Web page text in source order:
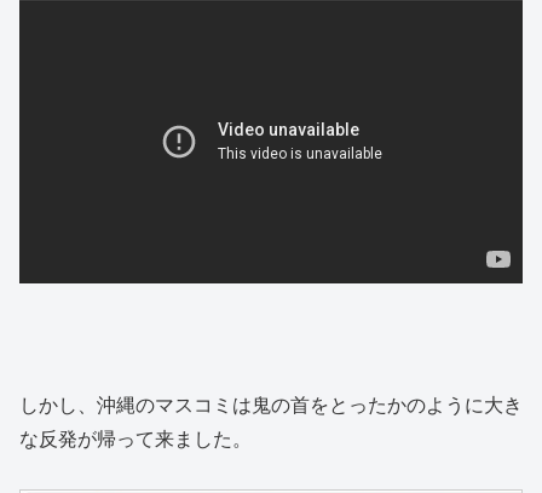
しかし、沖縄のマスコミは鬼の首をとったかのように大き
な反発が帰って来ました。